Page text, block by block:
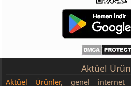
Aktüel
Aktüel Ürünler, genel internet